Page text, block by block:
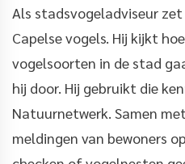
Als stadsvogeladviseur
Capelse vogels. Hij kijkt
vogelsoorten in de stad
hij door. Hij gebruikt die
Natuurnetwerk. Samen
meldingen van bewoners